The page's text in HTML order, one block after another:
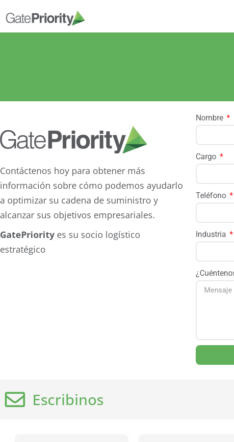
Contáctenos hoy para obtener más
información sobre cómo podemos ayudarlo
a optimizar su cadena de suministro y
alcanzar sus objetivos empresariales.
GatePriority es su socio logístico
estratégico
Nombre
Cargo
Teléfono
Industria
Escribinos